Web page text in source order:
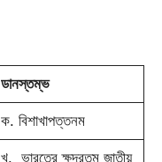
ডানস্তম্ভ
ক. বিশাখাপত্তনম
খ. ভারতের ক্ষুদ্রতম জাতীয়